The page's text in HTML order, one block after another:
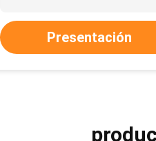
Presentación